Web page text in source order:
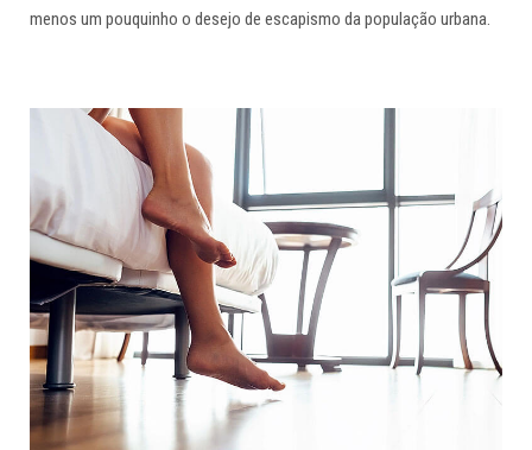
menos um pouquinho o desejo de escapismo da população urbana.